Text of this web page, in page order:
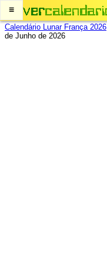
≡
Calendário Lunar França 2026
de Junho de 2026